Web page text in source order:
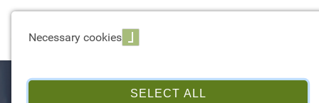
Necessary cookies
SELECT ALL